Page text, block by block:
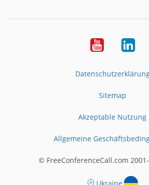
YouTube
Sitemap
Akzeptable Nutzung
Allgemeine
© FreeConferenceCall.com